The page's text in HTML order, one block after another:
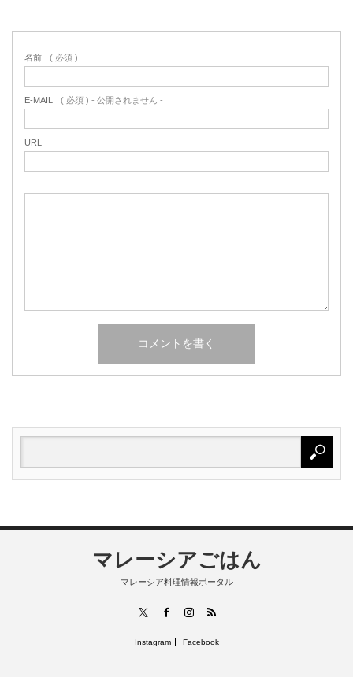
名前 ( 必須 )
E-MAIL ( 必須 ) - 公開されません -
URL
マレーシアごはん
マレーシア料理情報ポータル
FacebookInstagram
RSS
Instagram Facebook